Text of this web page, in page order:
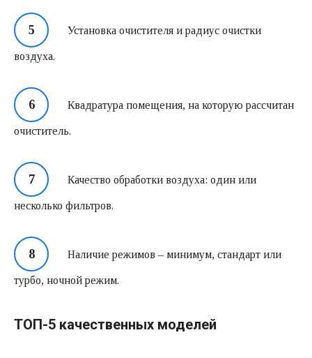
Установка очистителя и радиус очистки
воздуха.
Квадратура помещения, на которую рассчитан
очиститель.
Качество обработки воздуха: один или
несколько фильтров.
Наличие режимов – минимум, стандарт или
турбо, ночной режим.
ТОП-5 качественных моделей